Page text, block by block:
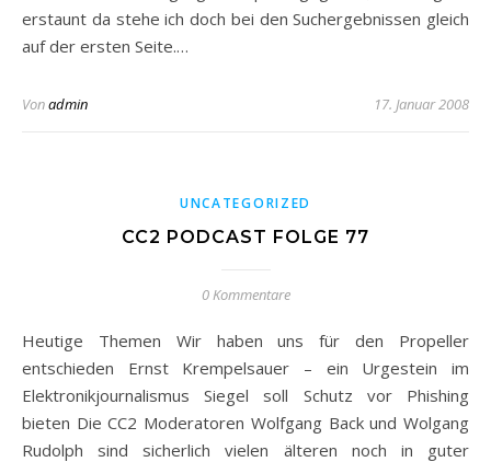
erstaunt da stehe ich doch bei den Suchergebnissen gleich
auf der ersten Seite.…
Vonadmin 17. Januar 2008
UNCATEGORIZED
CC2 PODCAST FOLGE 77
0 Kommentare
Heutige Themen Wir haben uns für den Propeller
entschieden Ernst Krempelsauer – ein Urgestein im
Elektronikjournalismus Siegel soll Schutz vor Phishing
bieten Die CC2 Moderatoren Wolfgang Back und Wolgang
Rudolph sind sicherlich vielen älteren noch in guter